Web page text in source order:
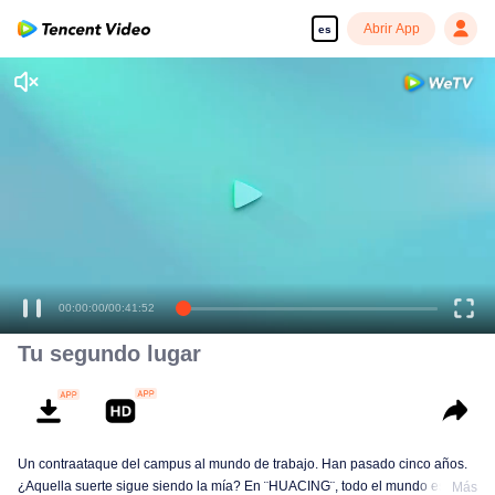
es Abrir App
00:00:00/00:41:52
Tu segundo lugar
Un contraataque del campus al mundo de trabajo. Han pasado cinco años.
¿Aquella suerte sigue siendo la mía? En ¨HUACING¨, todo el mundo estáMás